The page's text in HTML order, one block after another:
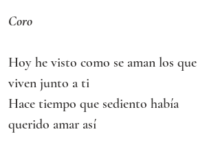
Coro
Hoy he visto como se aman los que
viven junto a ti
Hace tiempo que sediento había
querido amar así